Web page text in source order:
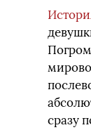
сразу